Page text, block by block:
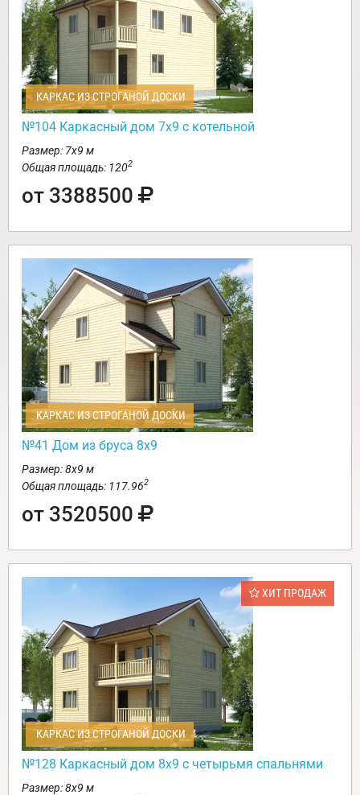
КАРКАС ИЗ СТРОГАНОЙ ДОСКИ
№104 Каркасный дом 7х9 с котельной
Размер: 7х9 м
Общая площадь: 1202
от 3388500
КАРКАС ИЗ СТРОГАНОЙ ДОСКИ
№41 Дом из бруса 8х9
Размер: 8х9 м
Общая площадь: 117.962
от 3520500
ХИТ ПРОДАЖ
КАРКАС ИЗ СТРОГАНОЙ ДОСКИ
№128 Каркасный дом 8х9 с четырьмя спальнями
Размер: 8х9 м